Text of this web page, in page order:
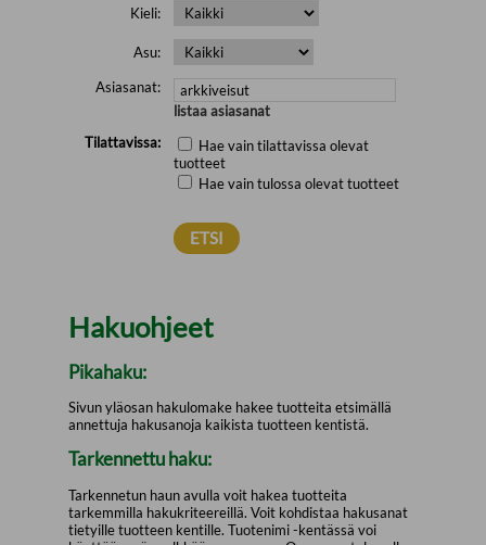
Kieli:
Asu:
Asiasanat:
listaa asiasanat
Tilattavissa:
Hae vain tilattavissa olevat
tuotteet
Hae vain tulossa olevat tuotteet
Hakuohjeet
Pikahaku:
Sivun yläosan hakulomake hakee tuotteita etsimällä
annettuja hakusanoja kaikista tuotteen kentistä.
Tarkennettu haku:
Tarkennetun haun avulla voit hakea tuotteita
tarkemmilla hakukriteereillä. Voit kohdistaa hakusanat
tietyille tuotteen kentille. Tuotenimi -kentässä voi